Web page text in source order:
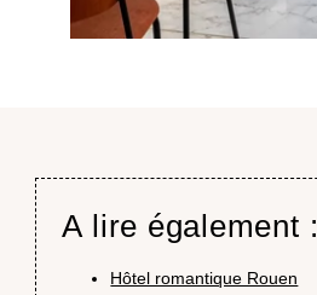
A lire également :
Hôtel romantique Rouen